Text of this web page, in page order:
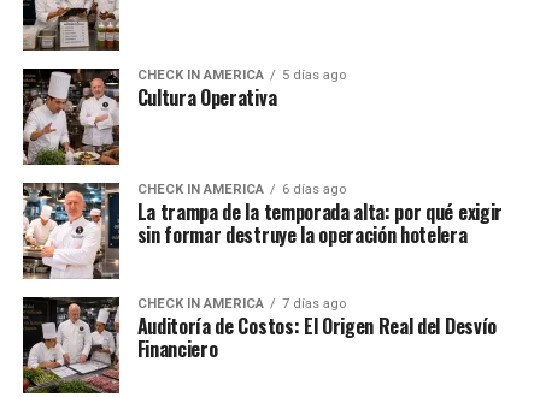
CHECK IN AMERICA 5 días ago
Cultura Operativa
CHECK IN AMERICA 6 días ago
La trampa de la temporada alta: por qué exigir
sin formar destruye la operación hotelera
CHECK IN AMERICA 7 días ago
Auditoría de Costos: El Origen Real del Desvío
Financiero